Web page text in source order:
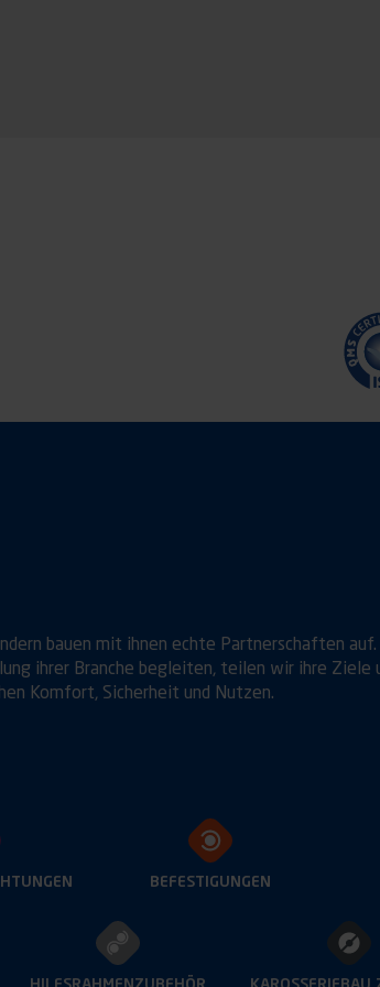
bauen mit ihnen echte Partnerschaften
ihrer Branche begleiten, teilen wir ihre Ziele
Komfort, Sicherheit und Nutzen.
BEFESTIGUNGEN
HILFSRAHMENZUBEHÖR KAROSSERIEBAU